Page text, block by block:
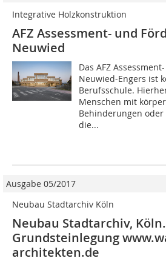
Integrative Holzkonstruktion
AFZ Assessment- und
Neuwied
Das AFZ
Neuwied-Engers ist
Berufsschule.
Menschen mit
Behinderungen
die...
Ausgabe 05/2017
Neubau Stadtarchiv Köln
Neubau Stadtarchiv, Köln.
Grundsteinlegung
architekten.de